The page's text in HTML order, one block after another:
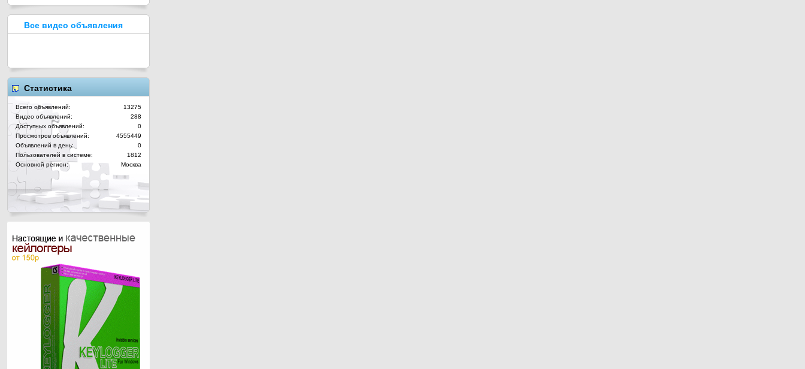
Все видео объявления
Статистика
Всего объявлений:
13275
Видео объявлений:
288
Доступных объявлений:
0
Просмотров объявлений:
4555449
Объявлений в день:
0
Пользователей в системе:
1812
Основной регион:
Москва